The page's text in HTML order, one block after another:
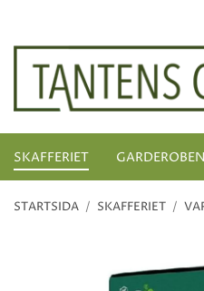
SKAFFERIET GARDEROBEN
STARTSIDA / SKAFFERIET /